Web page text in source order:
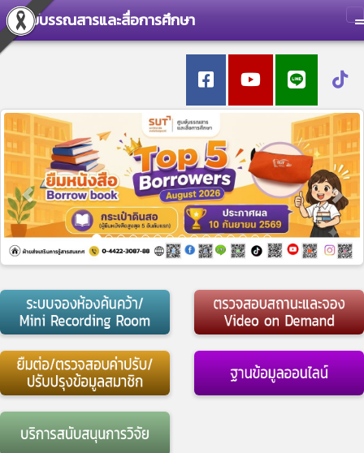
ศูนย์บรรณสารและสื่อการศึกษา
Previous